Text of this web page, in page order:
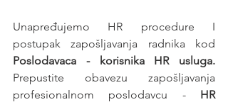
Unapređujemo HR procedure I
Prepustite obavezu zapošljavanja
profesionalnom poslodavcu - HR